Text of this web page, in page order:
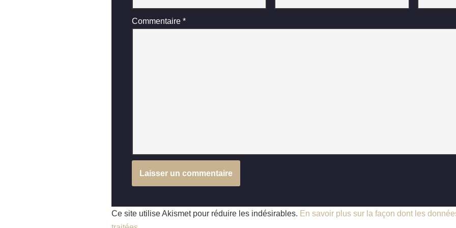
Commentaire *
Ce site utilise Akismet pour réduire les indésirables. En savoir plus sur la façon dont les